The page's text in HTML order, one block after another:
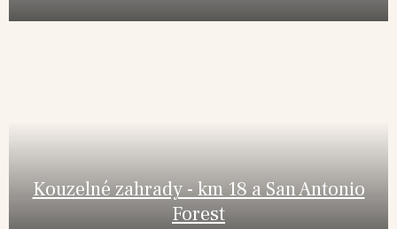
Kouzelné zahrady - km 18 a San Antonio
Forest